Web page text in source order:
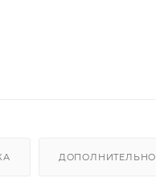
ДОПОЛНИТЕЛЬНО